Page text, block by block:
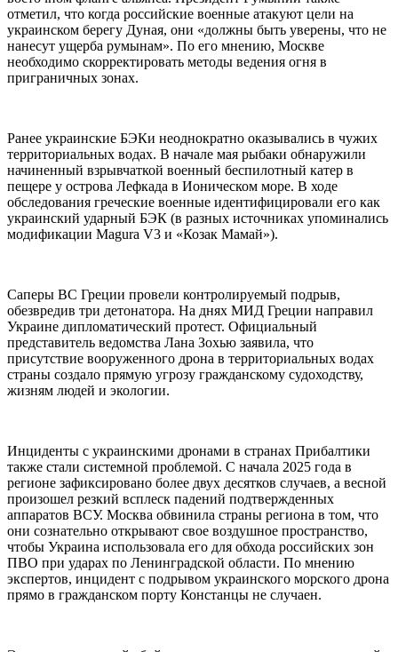
отметил, что когда российские военные атакуют цели на
украинском берегу Дуная, они «должны быть уверены, что не
нанесут ущерба румынам». По его мнению, Москве
необходимо скорректировать методы ведения огня в
приграничных зонах.
Ранее украинские БЭКи неоднократно оказывались в чужих
территориальных водах. В начале мая рыбаки обнаружили
начиненный взрывчаткой военный беспилотный катер в
пещере у острова Лефкада в Ионическом море. В ходе
обследования греческие военные идентифицировали его как
украинский ударный БЭК (в разных источниках упоминались
модификации Magura V3 и «Козак Мамай»).
Саперы ВС Греции провели контролируемый подрыв,
обезвредив три детонатора. На днях МИД Греции направил
Украине дипломатический протест. Официальный
представитель ведомства Лана Зохью заявила, что
присутствие вооруженного дрона в территориальных водах
страны создало прямую угрозу гражданскому судоходству,
жизням людей и экологии.
Инциденты с украинскими дронами в странах Прибалтики
также стали системной проблемой. С начала 2025 года в
регионе зафиксировано более двух десятков случаев, а весной
произошел резкий всплеск падений подтвержденных
аппаратов ВСУ. Москва обвинила страны региона в том, что
они сознательно открывают свое воздушное пространство,
чтобы Украина использовала его для обхода российских зон
ПВО при ударах по Ленинградской области. По мнению
экспертов, инцидент с подрывом украинского морского дрона
прямо в гражданском порту Констанцы не случаен.